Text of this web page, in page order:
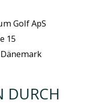
Golf ApS
15
DURCH